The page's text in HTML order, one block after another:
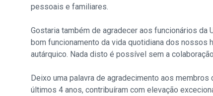
pessoais e familiares.
Gostaria também de agradecer aos funcionários da
bom funcionamento da vida quotidiana dos
autárquico. Nada disto é possível sem a
Deixo uma palavra de agradecimento aos
últimos 4 anos, contribuíram com elevação